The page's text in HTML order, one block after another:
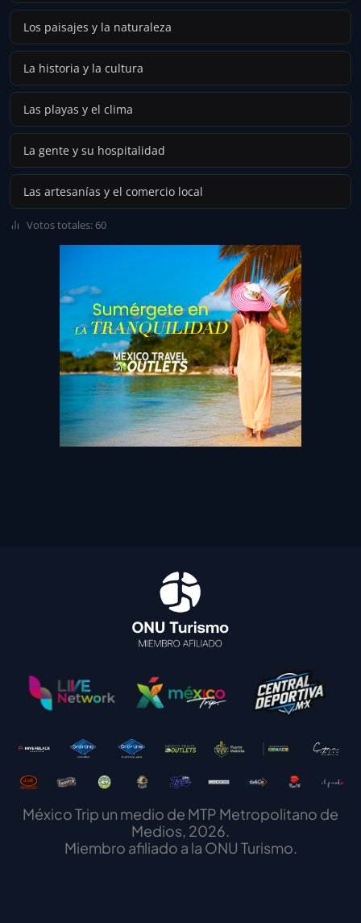
Los paisajes y la naturaleza
La historia y la cultura
Las playas y el clima
La gente y su hospitalidad
Las artesanías y el comercio local
Votos totales: 60
México Trip un medio de MTP Metropolitano de
Medios, 2026.
Miembro afiliado a la ONU Turismo.